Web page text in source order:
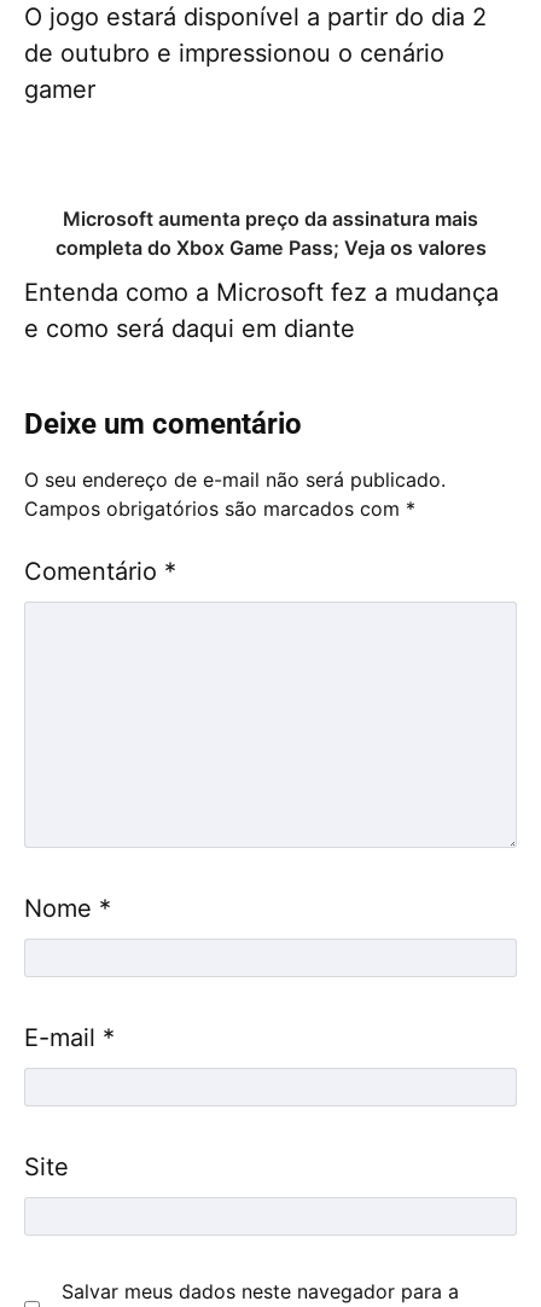
O jogo estará disponível a partir do dia 2
de outubro e impressionou o cenário
gamer
Microsoft aumenta preço da assinatura mais
completa do Xbox Game Pass; Veja os valores
Entenda como a Microsoft fez a mudança
e como será daqui em diante
Deixe um comentário
O seu endereço de e-mail não será publicado.
Campos obrigatórios são marcados com *
Comentário *
Nome *
E-mail *
Site
Salvar meus dados neste navegador para a